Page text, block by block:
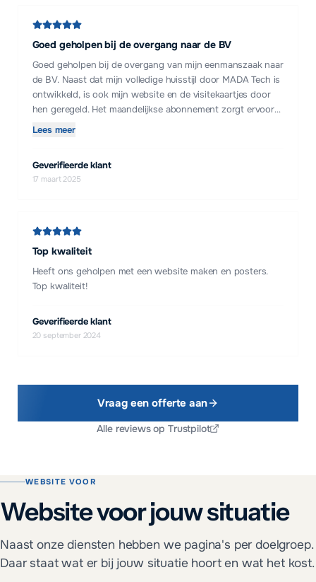
Goed geholpen bij de overgang naar de BV
Goed geholpen bij de overgang van mijn eenmanszaak naar
de BV. Naast dat mijn volledige huisstijl door MADA Tech is
ontwikkeld, is ook mijn website en de visitekaartjes door
hen geregeld. Het maandelijkse abonnement zorgt ervoor
dat ik geen omkijken heb naar mijn online aanwezigheid.
Lees meer
Geverifieerde klant
17 maart 2025
Top kwaliteit
Heeft ons geholpen met een website maken en posters.
Top kwaliteit!
Geverifieerde klant
20 september 2024
Vraag een offerte aan
Alle reviews op Trustpilot
WEBSITE VOOR
Website voor jouw situatie
Naast onze diensten hebben we pagina's per doelgroep.
Daar staat wat er bij jouw situatie hoort en wat het kost.